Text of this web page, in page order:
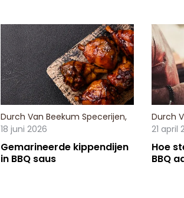
Durch Van Beekum Specerijen,
18 juni 2026
Gemarineerde kippendijen
in BBQ saus
Durch
21 april
Hoe
BBQ